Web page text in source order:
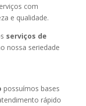
com
e qualidade.
serviços de
nossa seriedade
possuímos bases
rápido